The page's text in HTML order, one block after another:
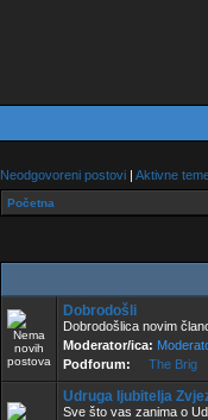
Neodgovoreni postovi | Aktivne
Početna
Dobrodošli
Dobrodošlica novim
Moderator/ica:
Podforum:
The Brig
Udruga ljubitelja
Sve što vas zanima o